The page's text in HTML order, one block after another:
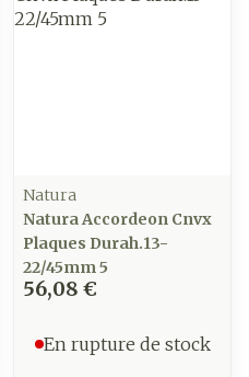
Natura
Natura Accordeon Cnvx
Plaques Durah.13-
22/45mm 5
56,08 €
En rupture de stock